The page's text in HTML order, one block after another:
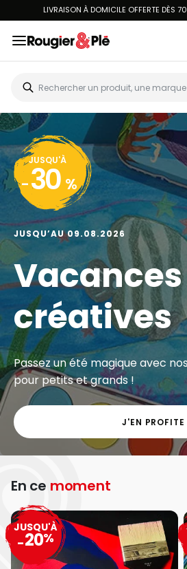
LIVRAISON À DOMICILE OFFERTE DÈS
JUSQU'À
- 30 %
JUSQU’AU 09.08.2026
Vacances
créatives
Passez un été magique avec
pour petits et grands !
J'EN PROFITE
En ce moment
JUSQU'À
-20%